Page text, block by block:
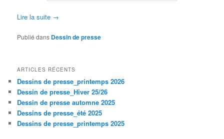
Lire la suite →
Publié dans Dessin de presse
ARTICLES RÉCENTS
Dessins de presse_printemps 2026
Dessin de presse_Hiver 25/26
Dessin de presse automne 2025
Dessins de presse_été 2025
Dessins de presse_printemps 2025